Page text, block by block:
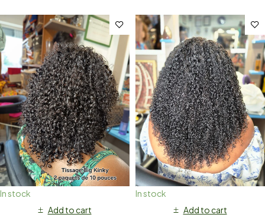
In stock
Add to cart
In stock
Add to cart